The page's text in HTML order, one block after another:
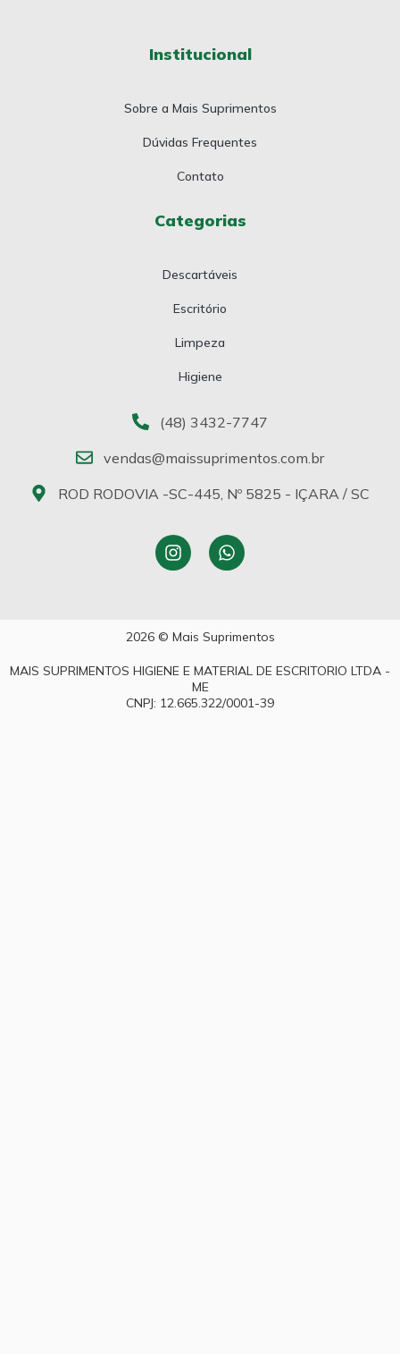
Institucional
Sobre a Mais Suprimentos
Dúvidas Frequentes
Contato
Categorias
Descartáveis
Escritório
Limpeza
Higiene
(48) 3432-7747
vendas@maissuprimentos.com.br
ROD RODOVIA -SC-445, Nº 5825 - IÇARA / SC
2026 © Mais Suprimentos
MAIS SUPRIMENTOS HIGIENE E MATERIAL DE ESCRITORIO LTDA -
ME
CNPJ: 12.665.322/0001-39